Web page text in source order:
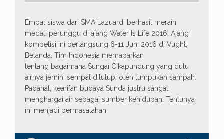
Empat siswa dari SMA Lazuardi berhasil meraih
medali perunggu di ajang Water Is Life 2016. Ajang
kompetisi ini berlangsung 6-11 Juni 2016 di Vught,
Belanda. Tim Indonesia memaparkan
tentang bagaimana Sungai Cikapundung yang dulu
airnya jernih, sempat ditutupi oleh tumpukan sampah.
Padahal, kearifan budaya Sunda justru sangat
menghargai air sebagai sumber kehidupan. Tentunya
ini menjadi permasalahan